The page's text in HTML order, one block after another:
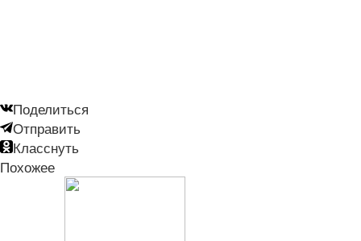
Поделиться
Отправить
Класснуть
Похожее